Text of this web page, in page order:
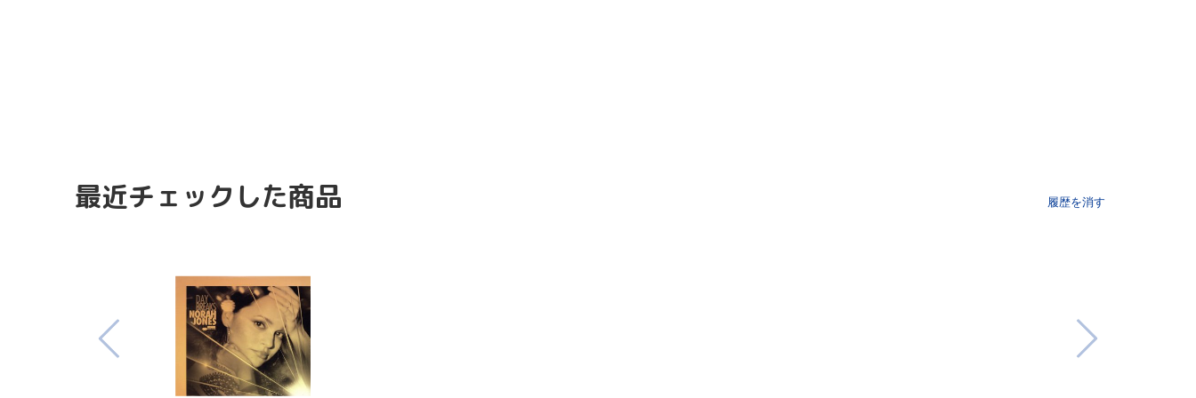
最近チェックした商品 履歴を消す